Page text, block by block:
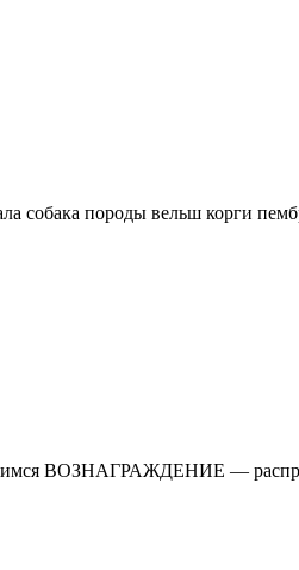
собака породы вельш корги
ВОЗНАГРАЖДЕНИЕ —